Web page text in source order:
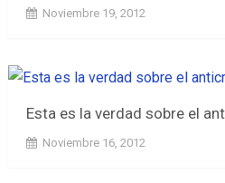
Noviembre 19, 2012
Esta es la verdad sobre el
Noviembre 16, 2012